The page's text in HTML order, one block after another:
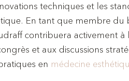
techniques et les
En tant que membre du
contribuera activement à
et aux discussions
en médecine